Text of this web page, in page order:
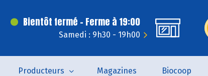
Bientôt fermé - Ferme à 19:00
Samedi : 9h30 - 19h00
Producteurs Magazines Biocoop